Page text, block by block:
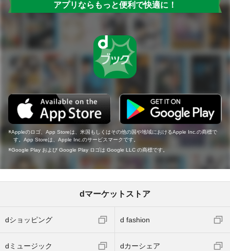
アプリならもっと便利で快適に！
Appleのロゴ、App Storeは、米国もしくはその他の国や地域におけるApple Inc.の商標で
す。App Storeは、Apple Inc.のサービスマークです。
Google Play および Google Play ロゴは Google LLC の商標です。
dマーケットストア
dショッピング d fashion
dミュージック dカーシェア